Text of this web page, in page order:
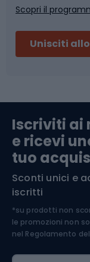
Componenti
Arrampicata
Medicina
Scopri il
Unisciti
Iscriviti ai
e ricevi
tuo
Sconti unici e
iscritti
*su prodotti non
le promozioni non
nel Regolamento